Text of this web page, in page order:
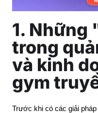
1. Những
trong
và kinh
gym
Trước khi có các giải